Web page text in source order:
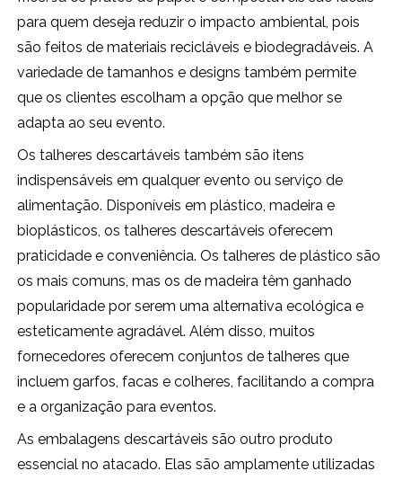
para quem deseja reduzir o impacto ambiental, pois
são feitos de materiais recicláveis e biodegradáveis. A
variedade de tamanhos e designs também permite
que os clientes escolham a opção que melhor se
adapta ao seu evento.
Os talheres descartáveis também são itens
indispensáveis em qualquer evento ou serviço de
alimentação. Disponíveis em plástico, madeira e
bioplásticos, os talheres descartáveis oferecem
praticidade e conveniência. Os talheres de plástico são
os mais comuns, mas os de madeira têm ganhado
popularidade por serem uma alternativa ecológica e
esteticamente agradável. Além disso, muitos
fornecedores oferecem conjuntos de talheres que
incluem garfos, facas e colheres, facilitando a compra
e a organização para eventos.
As embalagens descartáveis são outro produto
essencial no atacado. Elas são amplamente utilizadas